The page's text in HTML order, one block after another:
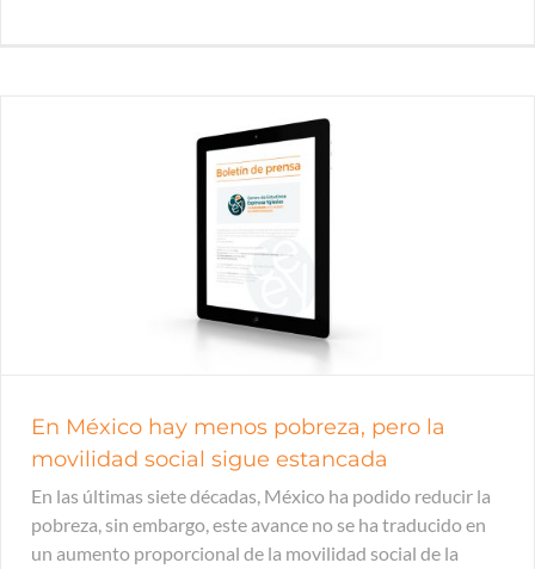
En México hay menos pobreza, pero la
movilidad social sigue estancada
En las últimas siete décadas, México ha podido reducir la
pobreza, sin embargo, este avance no se ha traducido en
un aumento proporcional de la movilidad social de la